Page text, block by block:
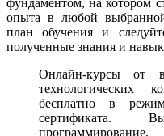
фундаментом, на котором
опыта в любой
план обучения и
полученные знания и
Онлайн-курсы от
технологических
бесплатно в
сертификата.